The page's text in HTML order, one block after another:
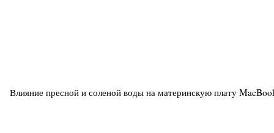
Влияние пресной и соленой воды на материнскую плату